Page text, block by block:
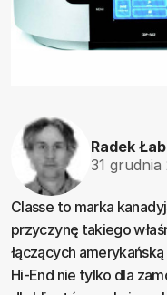
Radek
31 grudnia
Classe to marka
przyczynę takiego
łączących
Hi-End nie tylko dla